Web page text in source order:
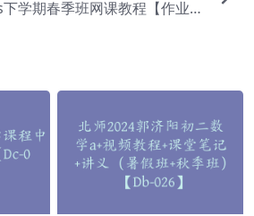
学期春季班网课教程【作业